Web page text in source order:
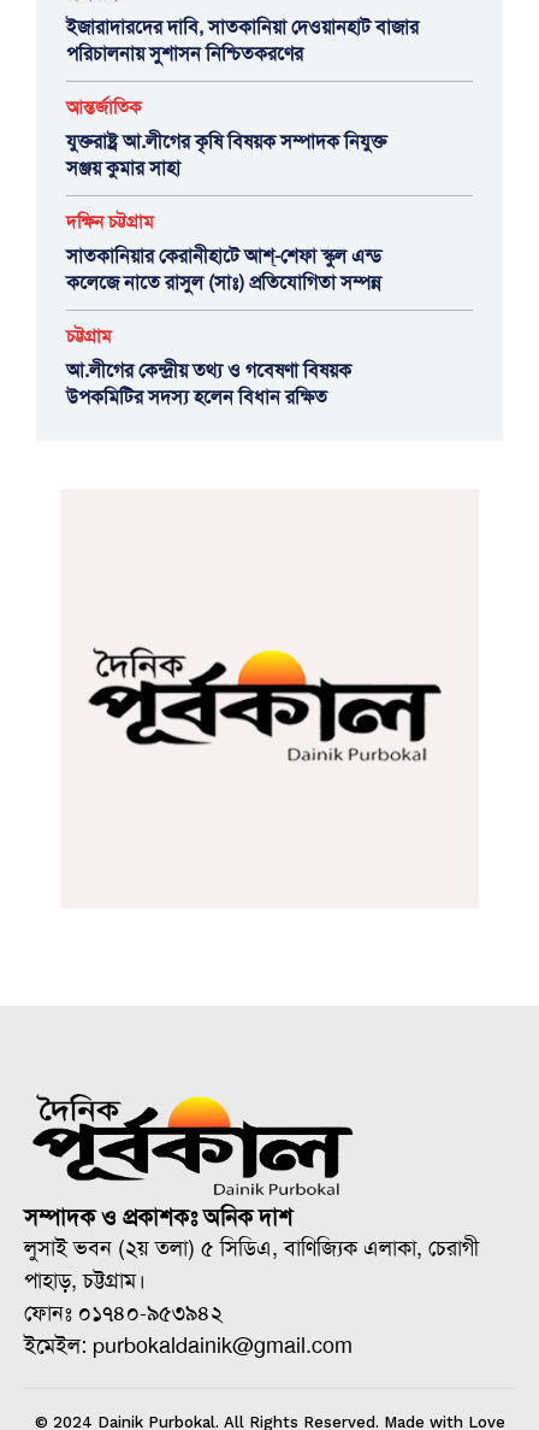
ইজারাদারদের দাবি, সাতকানিয়া দেওয়ানহাট বাজার
পরিচালনায় সুশাসন নিশ্চিতকরণের
আন্তর্জাতিক
যুক্তরাষ্ট্র আ.লীগের কৃষি বিষয়ক সম্পাদক নিযুক্ত
সঞ্জয় কুমার সাহা
দক্ষিন চট্টগ্রাম
সাতকানিয়ার কেরানীহাটে আশ্-শেফা স্কুল এন্ড
কলেজে নাতে রাসুল (সাঃ) প্রতিযোগিতা সম্পন্ন
চট্টগ্রাম
আ.লীগের কেন্দ্রীয় তথ্য ও গবেষণা বিষয়ক
উপকমিটির সদস্য হলেন বিধান রক্ষিত
সম্পাদক ও প্রকাশকঃ অনিক দাশ
লুসাই ভবন (২য় তলা) ৫ সিডিএ, বাণিজ্যিক এলাকা, চেরাগী
পাহাড়, চট্টগ্রাম।
ফোনঃ ০১৭৪০-৯৫৩৯৪২
ইমেইল: purbokaldainik@gmail.com
© 2024 Dainik Purbokal. All Rights Reserved. Made with Love